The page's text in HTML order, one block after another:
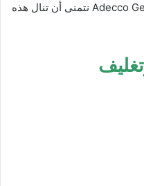
تخزين تابع لشركة Adecco Germany Logistics نتمنى أن تنال هذه